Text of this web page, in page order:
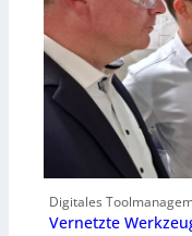
Digitales
Vernetzte